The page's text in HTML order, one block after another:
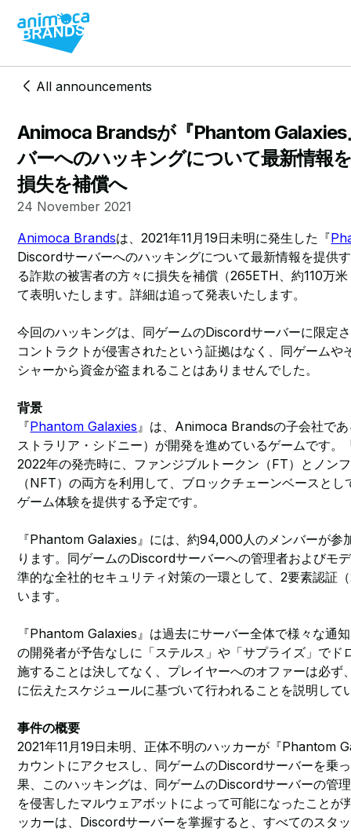
All announcements
Animoca Brandsが『Phantom
バーへのハッキングについて最新情報
損失を補償へ
24 November 2021
Animoca Brandsは、2021年11月19日未明に発生した『
Discordサーバーへのハッキングについて最新情報を提供
る詐欺の被害者の方々に損失を補償（265ETH、約110万
て表明いたします。詳細は追って発表いたします。
今回のハッキングは、同ゲームのDiscordサーバーに限定
コントラクトが侵害されたという証拠はなく、同ゲームや
シャーから資金が盗まれることはありませんでした。
背景
『Phantom Galaxies』は、Animoca Brandsの子会社で
ストラリア・シドニー）が開発を進めているゲームです
2022年の発売時に、ファンジブルトークン（FT）とノン
（NFT）の両方を利用して、ブロックチェーンベースと
ゲーム体験を提供する予定です。
『Phantom Galaxies』には、約94,000人のメンバーが参
ります。同ゲームのDiscordサーバーへの管理者およびモ
準的な全社的セキュリティ対策の一環として、2要素認証
います。
『Phantom Galaxies』は過去にサーバー全体で様々な通
の開発者が予告なしに「ステルス」や「サプライズ」でド
施することは決してなく、プレイヤーへのオファーは必ず
に伝えたスケジュールに基づいて行われることを説明して
事件の概要
2021年11月19日未明、正体不明のハッカーが『Phantom
カウントにアクセスし、同ゲームのDiscordサーバーを乗
果、このハッキングは、同ゲームのDiscordサーバーの管
を侵害したマルウェアボットによって可能になったことが
ッカーは、Discordサーバーを掌握すると、すべてのスタ